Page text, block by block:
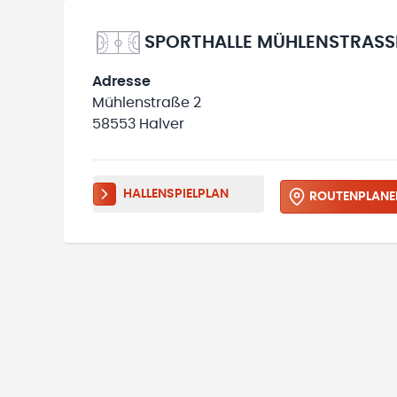
SPORTHALLE MÜHLENSTRASSE
Adresse
Mühlenstraße 2
58553 Halver
HALLENSPIELPLAN